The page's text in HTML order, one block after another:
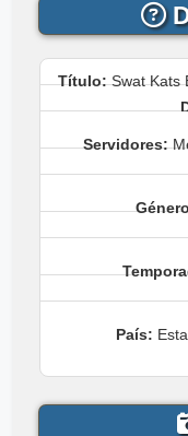
Título:Swat Kats
Servidores:
País: